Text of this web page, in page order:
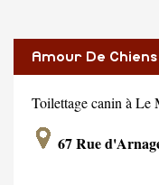
Amour De Chiens
Toilettage canin à Le
67 Rue